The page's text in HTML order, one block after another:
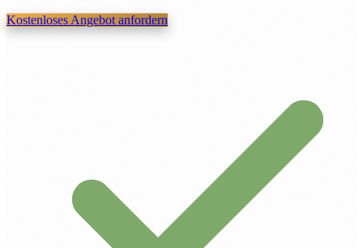
Kostenloses Angebot anfordern